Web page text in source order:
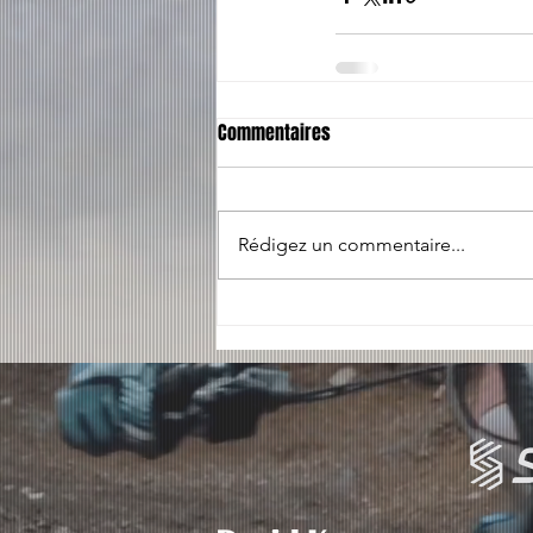
Commentaires
Rédigez un commentaire...